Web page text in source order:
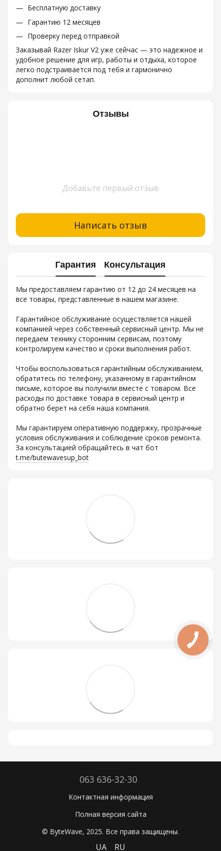
Бесплатную доставку
Гарантию 12 месяцев
Проверку перед отправкой
Заказывай Razer Iskur V2 уже сейчас — это надежное и
удобное решение для игр, работы и отдыха, которое
легко подстраивается под тебя и гармонично
дополнит любой сетап.
Отзывы
Добавьте первый отзыв
Написать отзыв
Гарантия Консультация
Мы предоставляем гарантию от 12 до 24 месяцев на
все товары, представленные в нашем магазине.
Гарантийное обслуживание осуществляется нашей
компанией через собственный сервисный центр. Мы не
передаем технику сторонним сервисам, поэтому
контролируем качество и сроки выполнения работ.
Чтобы воспользоваться гарантийным обслуживанием,
обратитесь по телефону, указанному в гарантийном
письме, которое вы получили вместе с товаром. Все
расходы по доставке товара в сервисный центр и
обратно берет на себя наша компания.
Мы гарантируем оперативную поддержку, прозрачные
условия обслуживания и соблюдение сроков ремонта.
За консультацией обращайтесь в чат бот
t.me/butewavesup_bot
063 636-32-30
Контактная информация
Полная версия сайта
© ByteWave, 2025. Все права защищены.
UA RU